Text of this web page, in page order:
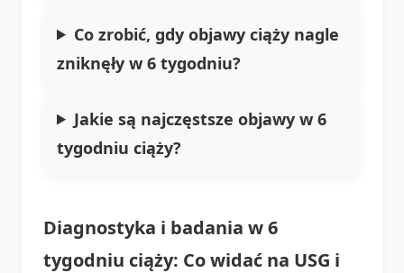
Co zrobić, gdy objawy ciąży nagle
zniknęły w 6 tygodniu?
Jakie są najczęstsze objawy w 6
tygodniu ciąży?
Diagnostyka i badania w 6
tygodniu ciąży: Co widać na USG i